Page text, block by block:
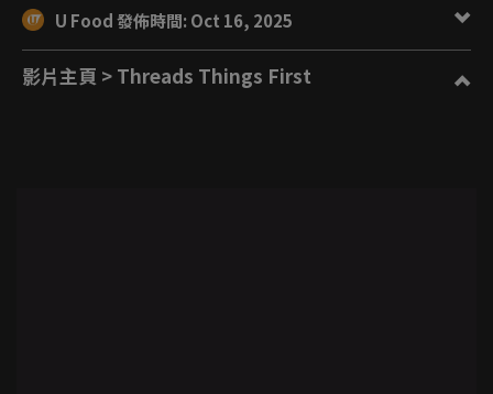
U Food 發佈時間: Oct 16, 2025
影片主頁 > Threads Things First